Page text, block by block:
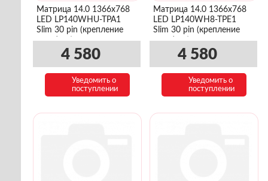
Матрица 14.0 1366x768
LED LP140WHU-TPA1
Slim 30 pin (крепление
верх/низ)
4 580
Уведомить о
поступлении
Матрица 14.0 1366x768
LED LP140WH8-TPE1
Slim 30 pin (крепление
верх/низ)
4 580
Уведомить о
поступлении